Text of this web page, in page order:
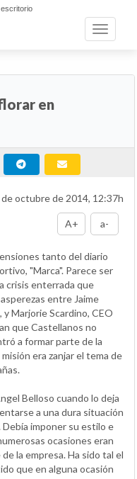
Toggle
en
de octubre de 2014, 12:37h
A+ a-
tanto del diario
"Marca". Parece ser
crisis enterrada que
entre Jaime
Marjorie Scardino, CEO
que Castellanos no
a formar parte de la
era zanjar el tema de
Belloso cuando lo deja
a una dura situación
imponer su estilo e
ocasiones eran
la empresa. Ha sido tal el
que en alguna ocasión